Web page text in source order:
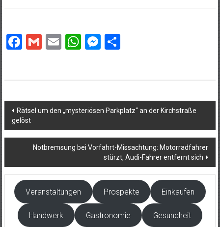
Facebook
GmailEmailWhatsApp
Messenger
Beitragsnavigation
Rätsel um den „mysteriösen Parkplatz“ an der Kirchstraße
gelöst
Notbremsung bei Vorfahrt-Missachtung: Motorradfahrer
stürzt, Audi-Fahrer entfernt sich
Veranstaltungen Prospekte Einkaufen
Handwerk Gastronomie Gesundheit